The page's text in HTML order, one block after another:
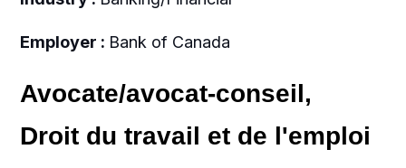
Employer : Bank of Canada
Avocate/avocat-conseil,
Droit du travail et de l'emploi